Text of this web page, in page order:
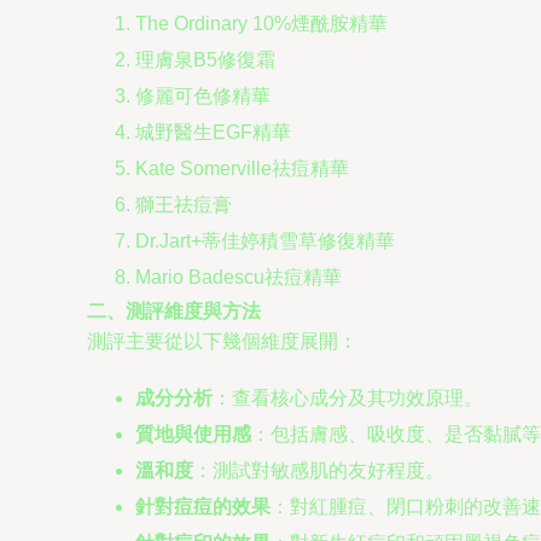
The Ordinary 10%煙酰胺精華
理膚泉B5修復霜
修麗可色修精華
城野醫生EGF精華
Kate Somerville祛痘精華
獅王祛痘膏
Dr.Jart+蒂佳婷積雪草修復精華
Mario Badescu祛痘精華
二、測評維度與方法
測評主要從以下幾個維度展開：
成分分析 ：查看核心成分及其功效原理。
質地與使用感 ：包括膚感、吸收度、是否黏膩
溫和度 ：測試對敏感肌的友好程度。
針對痘痘的效果 ：對紅腫痘、閉口粉刺的改善